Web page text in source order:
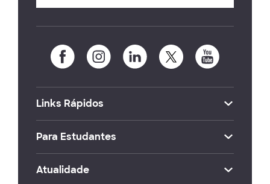
Links Rápidos
Para Estudantes
Atualidade